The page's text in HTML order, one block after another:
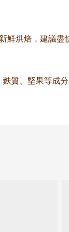
鮮烘焙，建議盡
質、堅果等成